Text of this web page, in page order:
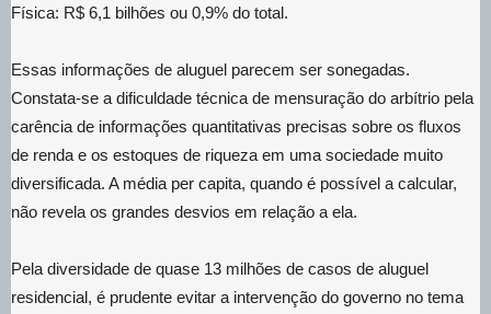
Física: R$ 6,1 bilhões ou 0,9% do total.
Essas informações de aluguel parecem ser sonegadas.
Constata-se a dificuldade técnica de mensuração do arbítrio pela
carência de informações quantitativas precisas sobre os fluxos
de renda e os estoques de riqueza em uma sociedade muito
diversificada. A média per capita, quando é possível a calcular,
não revela os grandes desvios em relação a ela.
Pela diversidade de quase 13 milhões de casos de aluguel
residencial, é prudente evitar a intervenção do governo no tema